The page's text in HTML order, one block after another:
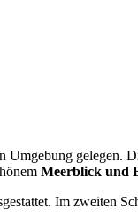
Umgebung gelegen.
Meerblick und
Im zweiten